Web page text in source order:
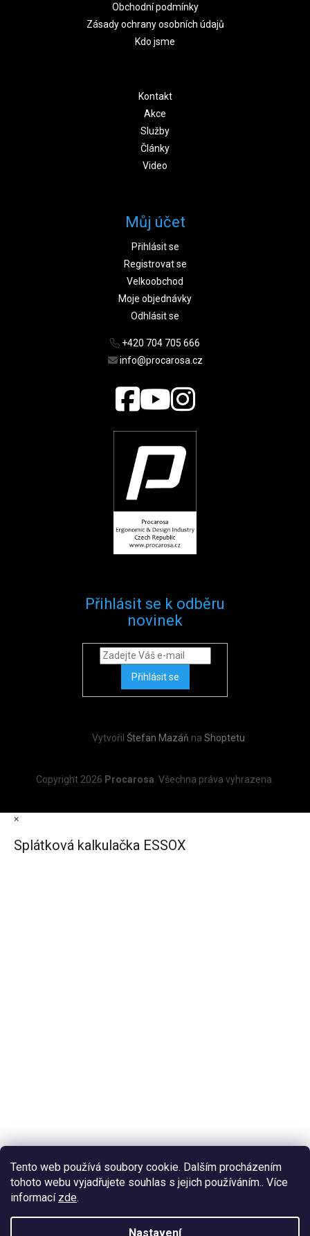
Tento web používá soubory cookie. Dalším procházením
tohoto webu vyjadřujete souhlas s jejich používáním.. Více
informací zde.
Nastavení
Obchodní podmínky
Zásady ochrany osobních údajů
Kdo jsme
Kontakt
Akce
Služby
Články
Video
Můj účet
Přihlásit se
Registrovat se
Velkoobchod
Moje objednávky
Odhlásit se
+420 704 705 666
info@procarosa.cz
Přihlásit se k odběru
novinek
Přihlásit se
Vytvořil Štefan Mazáň na Shoptetu
Copyright 2026 Procarosa. Všechna práva vyhrazena.
×
Splátková kalkulačka ESSOX